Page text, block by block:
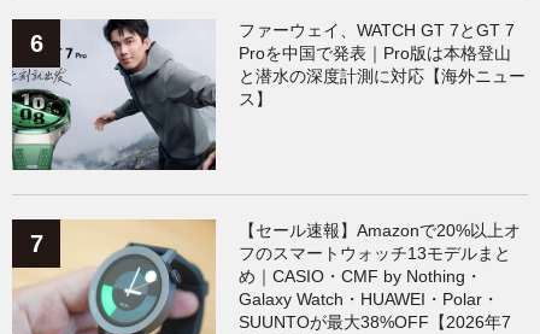
ファーウェイ、WATCH GT 7とGT 7
Proを中国で発表｜Pro版は本格登山
と潜水の深度計測に対応【海外ニュー
ス】
【セール速報】Amazonで20%以上オ
フのスマートウォッチ13モデルまと
め｜CASIO・CMF by Nothing・
Galaxy Watch・HUAWEI・Polar・
SUUNTOが最大38%OFF【2026年7